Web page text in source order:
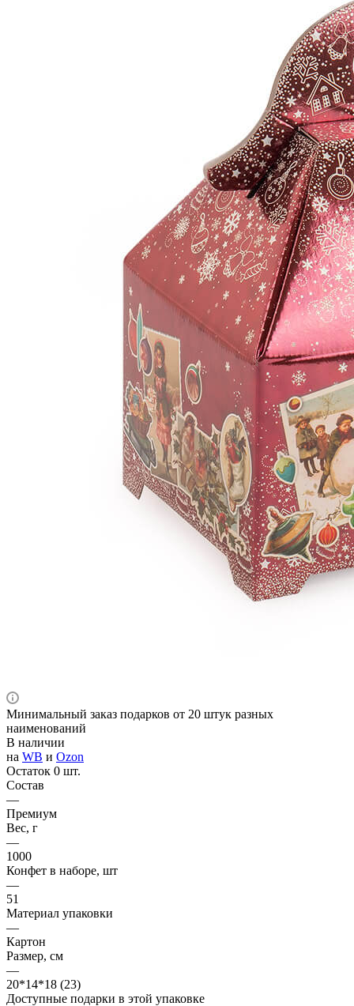
Минимальный заказ подарков от 20 штук разных
наименований
В наличии
на WB и Ozon
Остаток 0 шт.
Состав
—
Премиум
Вес, г
—
1000
Конфет в наборе, шт
—
51
Материал упаковки
—
Картон
Размер, см
—
20*14*18 (23)
Доступные подарки в этой упаковке